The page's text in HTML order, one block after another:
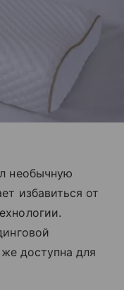
необычную
избавиться от
доступна для